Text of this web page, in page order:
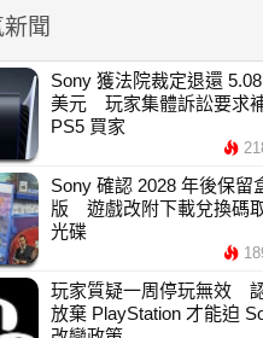
聞
Sony 獲法院裁定退還
美元 玩家集體訴訟要求
PS5 買家
Sony 確認 2028 年後保留
版 遊戲改附下載兌換碼
光碟
玩家質疑一周停玩無效
放棄 PlayStation 才能迫